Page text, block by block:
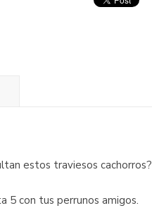
estos traviesos cachorros?
5 con tus perrunos amigos.